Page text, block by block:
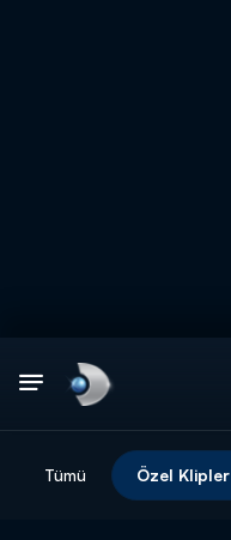
Tümü Özel Klipler